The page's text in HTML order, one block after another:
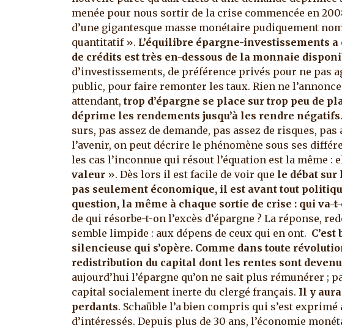
menée pour nous sortir de la crise commencée en
d’une gigantesque masse monétaire pudiquement
quantitatif ». L’équilibre épargne-investissements a
de crédits est très en-dessous de la monnaie
d’investissements, de préférence privés pour ne pas
public, pour faire remonter les taux. Rien ne
attendant, trop d’épargne se place sur trop peu de
déprime les rendements jusqu’à les rendre négatifs
surs, pas assez de demande, pas assez de risques,
l’avenir, on peut décrire le phénomène sous ses
les cas l’inconnue qui résout l’équation est la même :
valeur ». Dès lors il est facile de voir que le débat sur
pas seulement économique, il est avant tout
question, la même à chaque sortie de crise : qui va-
de qui résorbe-t-on l’excès d’épargne ? La réponse,
semble limpide : aux dépens de ceux qui en ont.
silencieuse qui s’opère. Comme dans toute
redistribution du capital dont les rentes sont
aujourd’hui l’épargne qu’on ne sait plus rémunérer ;
capital socialement inerte du clergé français. Il y
perdants. Schaüble l’a bien compris qui s’est exprimé
d’intéressés. Depuis plus de 30 ans, l’économie